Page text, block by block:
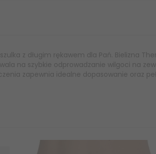
z długim rękawem dla Pań. Bielizna
na szybkie odprowadzanie wilgoci na
zapewnia idealne dopasowanie oraz